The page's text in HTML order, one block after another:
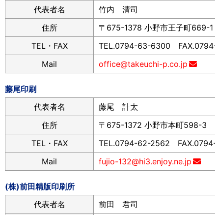
代表者名
竹内 清司
住所
〒675-1378 小野市王子町669-1
TEL・FAX
TEL.0794-63-6300 FAX.0794-
Mail
office@takeuchi-p.co.jp
藤尾印刷
代表者名
藤尾 計太
住所
〒675-1372 小野市本町598-3
TEL・FAX
TEL.0794-62-2562 FAX.0794-
Mail
fujio-132@hi3.enjoy.ne.jp
(株)前田精版印刷所
代表者名
前田 君司